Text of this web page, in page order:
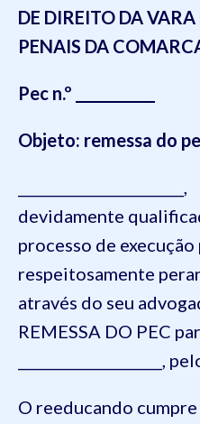
DE DIREITO DA VARA
PENAIS DA COMARCA
Pec n.º ___________
Objeto: remessa do
_______________________,
devidamente
processo de
respeitosamente
através do seu
REMESSA DO PEC
O reeducando